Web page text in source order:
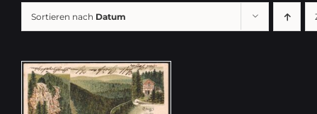
Sortieren nach Datum